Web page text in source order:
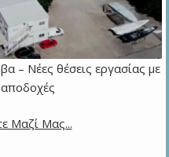
– Νέες θέσεις εργασίας με
αποδοχές